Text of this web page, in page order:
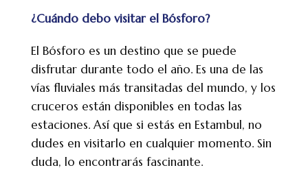
¿Cuándo debo visitar el Bósforo?
El Bósforo es un destino que se puede
disfrutar durante todo el año. Es una de las
vías fluviales más transitadas del mundo, y los
cruceros están disponibles en todas las
estaciones. Así que si estás en Estambul, no
dudes en visitarlo en cualquier momento. Sin
duda, lo encontrarás fascinante.